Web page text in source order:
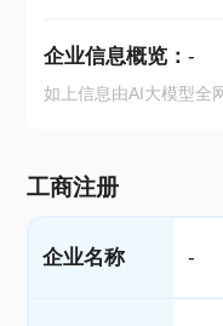
企业信息概览： -
如上信息由AI大模型全
工商注册
企业名称 -